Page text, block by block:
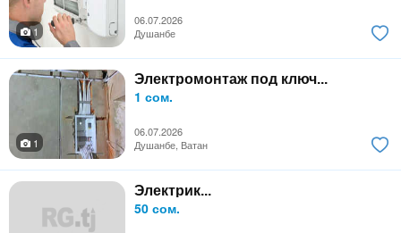
06.07.2026
1
Душанбе
Электромонтаж под ключ...
1 сом.
06.07.2026
1
Душанбе, Ватан
Электрик...
50 сом.